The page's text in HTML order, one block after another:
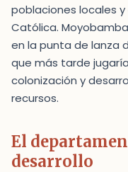
poblaciones locales
Católica.
en la punta de lanza
que más tarde
colonización y
recursos.
El
desarrollo